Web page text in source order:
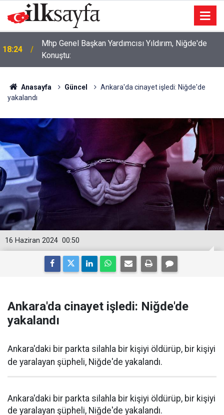
18:24
Mhp Genel Başkan Yardımcısı Yıldırım, Niğde'de
Konuştu:
Anasayfa Güncel
Ankara'da cinayet işledi: Niğde'de
yakalandı
00:50
16 Haziran 2024
Ankara'da cinayet işledi: Niğde'de
yakalandı
Ankara'daki bir parkta silahla bir kişiyi öldürüp, bir kişiyi
de yaralayan şüpheli, Niğde'de yakalandı.
Ankara'daki bir parkta silahla bir kişiyi öldürüp, bir kişiyi
de yaralayan şüpheli, Niğde'de yakalandı.